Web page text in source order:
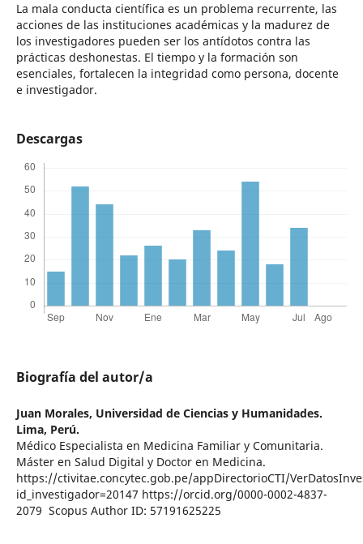
La mala conducta científica es un problema recurrente, las
acciones de las instituciones académicas y la madurez de
los investigadores pueden ser los antídotos contra las
prácticas deshonestas. El tiempo y la formación son
esenciales, fortalecen la integridad como persona, docente
e investigador.
Descargas
Biografía del autor/a
Juan Morales, Universidad de Ciencias y Humanidades.
Lima, Perú.
Médico Especialista en Medicina Familiar y Comunitaria.
Máster en Salud Digital y Doctor en Medicina.
https://ctivitae.concytec.gob.pe/appDirectorioCTI/
id_investigador=20147 https://orcid.org/0000-0002-4837-
2079 Scopus Author ID: 57191625225